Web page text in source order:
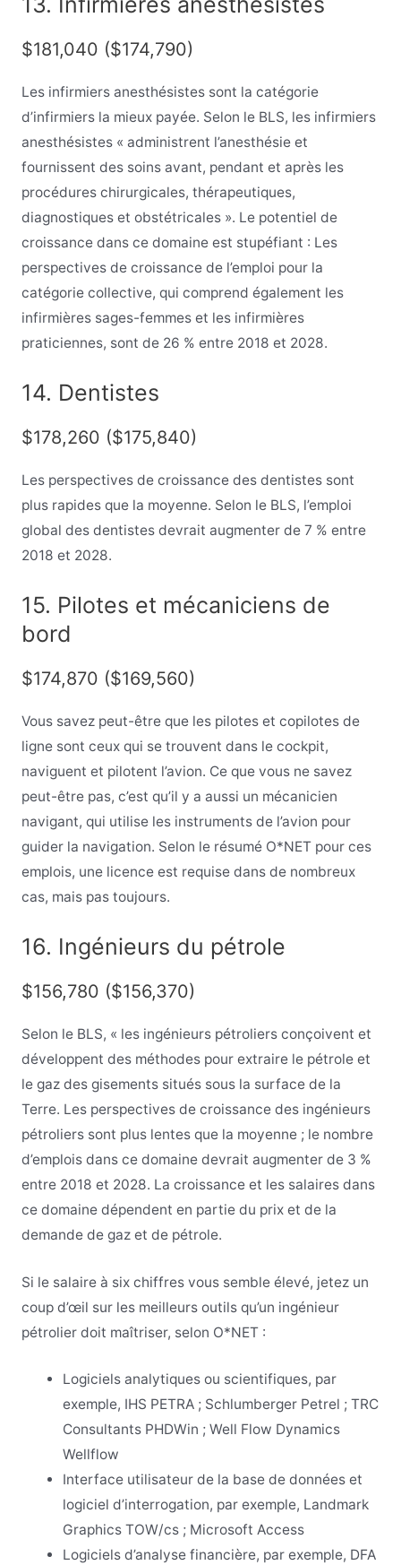
$181,040 ($174,790)
Les infirmiers anesthésistes sont la catégorie
d’infirmiers la mieux payée. Selon le BLS, les infirmiers
anesthésistes « administrent l’anesthésie et
fournissent des soins avant, pendant et après les
procédures chirurgicales, thérapeutiques,
diagnostiques et obstétricales ». Le potentiel de
croissance dans ce domaine est stupéfiant : Les
perspectives de croissance de l’emploi pour la
catégorie collective, qui comprend également les
infirmières sages-femmes et les infirmières
praticiennes, sont de 26 % entre 2018 et 2028.
14. Dentistes
$178,260 ($175,840)
Les perspectives de croissance des dentistes sont
plus rapides que la moyenne. Selon le BLS, l’emploi
global des dentistes devrait augmenter de 7 % entre
2018 et 2028.
15. Pilotes et mécaniciens de
bord
$174,870 ($169,560)
Vous savez peut-être que les pilotes et copilotes de
ligne sont ceux qui se trouvent dans le cockpit,
naviguent et pilotent l’avion. Ce que vous ne savez
peut-être pas, c’est qu’il y a aussi un mécanicien
navigant, qui utilise les instruments de l’avion pour
guider la navigation. Selon le résumé O*NET pour ces
emplois, une licence est requise dans de nombreux
cas, mais pas toujours.
16. Ingénieurs du pétrole
$156,780 ($156,370)
Selon le BLS, « les ingénieurs pétroliers conçoivent et
développent des méthodes pour extraire le pétrole et
le gaz des gisements situés sous la surface de la
Terre. Les perspectives de croissance des ingénieurs
pétroliers sont plus lentes que la moyenne ; le nombre
d’emplois dans ce domaine devrait augmenter de 3 %
entre 2018 et 2028. La croissance et les salaires dans
ce domaine dépendent en partie du prix et de la
demande de gaz et de pétrole.
Si le salaire à six chiffres vous semble élevé, jetez un
coup d’œil sur les meilleurs outils qu’un ingénieur
pétrolier doit maîtriser, selon O*NET :
Logiciels analytiques ou scientifiques, par
exemple, IHS PETRA ; Schlumberger Petrel ; TRC
Consultants PHDWin ; Well Flow Dynamics
Wellflow
Interface utilisateur de la base de données et
logiciel d’interrogation, par exemple, Landmark
Graphics TOW/cs ; Microsoft Access
Logiciels d’analyse financière, par exemple, DFA